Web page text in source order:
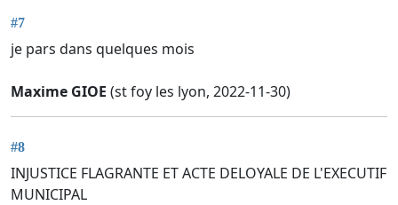
#7
je pars dans quelques mois
Maxime GIOE (st foy les lyon, 2022-11-30)
#8
INJUSTICE FLAGRANTE ET ACTE DELOYALE DE L'EXECUTIF
MUNICIPAL